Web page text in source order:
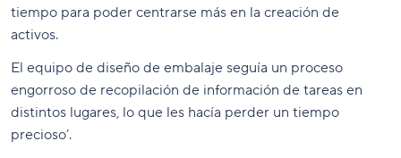
tiempo para poder centrarse más en la creación de
activos.
El equipo de diseño de embalaje seguía un proceso
engorroso de recopilación de información de tareas en
distintos lugares, lo que les hacía perder un tiempo
precioso’.